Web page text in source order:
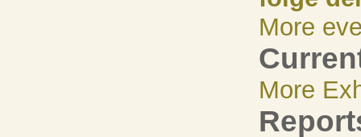
More
More